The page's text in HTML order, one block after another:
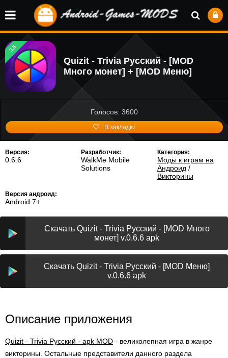
3.5
Quizit - Trivia Русский - [MOD
Много монет] + [MOD Меню]
Голосов: 3600
В закладки
Версия:
0.6.6
Разработчик:
WalkMe Mobile
Solutions
Категория:
Моды к играм на
Андроид /
Викторины
Версия андроид:
Android 7+
Скачать Quizit - Trivia Русский - [MOD Много
монет] v.0.6.6 apk
Скачать Quizit - Trivia Русский - [MOD Меню]
v.0.6.6 apk
Описание приложения
Quizit - Trivia Русский - apk MOD - великолепная игра в жанре
викторины. Остальные представители данного раздела